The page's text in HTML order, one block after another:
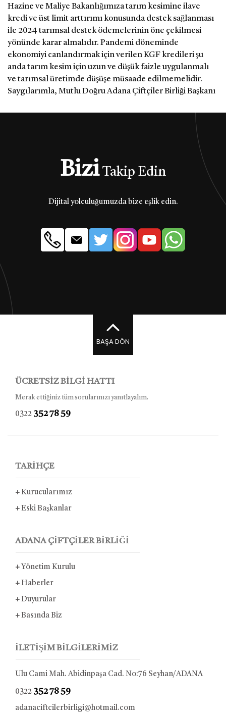
Hazine ve Maliye Bakanlığımıza tarım kesimine ilave
kredi ve üst limit arttırımı konusunda destek sağlanması
ile 2024 tarımsal destek ödemelerinin öne çekilmesi
yönünde karar almalıdır. Pandemi döneminde
ekonomiyi canlandırmak için verilen KGF kredileri şu
anda tarım kesim için uzun ve düşük faizle uygulanmalı
ve tarımsal üretimde düşüşe müsaade edilmemelidir.
Saygılarımla, Mutlu Doğru Adana Çiftçiler Birliği Başkanı
BiziTakip Edin
Dijital yolculuğumuzda bize eşlik edin.
BAŞA DÖN
ÜCRETSİZ BİLGİ HATTI
Merak ettiğiniz tüm sorularınızı yanıtlayalım.
0322 352 78 59
TARİHÇE
+ Kurucularımız
+ Eski Başkanlar
ADANA ÇİFTÇİLER BİRLİĞİ
+ Yönetim Kurulu
+ Haberler
+ Duyurular
+ Basında Biz
İLETİŞİM BİLGİLERİMİZ
Ulu Cami Mah. Abidinpaşa Cad. No:76 Seyhan/ADANA
0322 352 78 59
adanaciftcilerbirligi@hotmail.com